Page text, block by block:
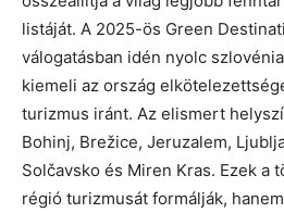
listáját. A 2025-ös Green
válogatásban idén nyolc
kiemeli az ország
turizmus iránt. Az elismert
Bohinj, Brežice, Jeruzalem,
Solčavsko és Miren Kras. Ezek a
régió turizmusát formálják,